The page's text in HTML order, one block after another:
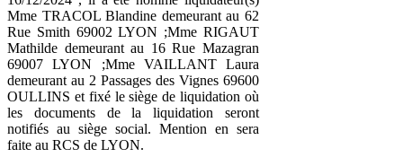
Mme TRACOL Blandine demeurant au 62
Rue Smith 69002 LYON ;Mme RIGAUT
Mathilde demeurant au 16 Rue Mazagran
69007 LYON ;Mme VAILLANT Laura
demeurant au 2 Passages des Vignes 69600
OULLINS et fixé le siège de liquidation où
les documents de la liquidation seront
notifiés au siège social. Mention en sera
faite au RCS de LYON.